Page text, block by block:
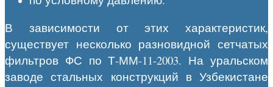
В зависимости от этих характеристик,
существует несколько разновидной сетчатых
фильтров ФС по Т-ММ-11-2003. На уральском
заводе стальных конструкций в Узбекистане